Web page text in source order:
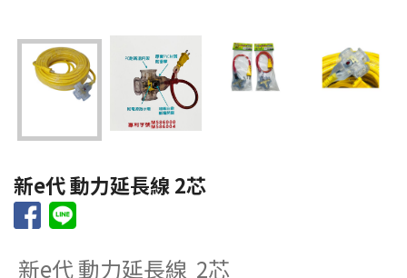
新e代 動力延長線 2芯
新e代 動力延長線 2芯